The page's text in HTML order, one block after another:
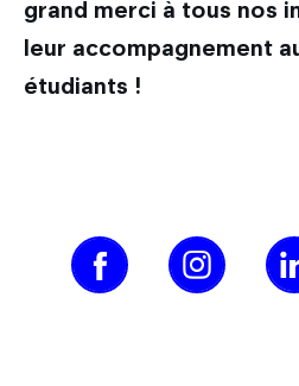
grand merci à tous nos
leur accompagnement
étudiants !